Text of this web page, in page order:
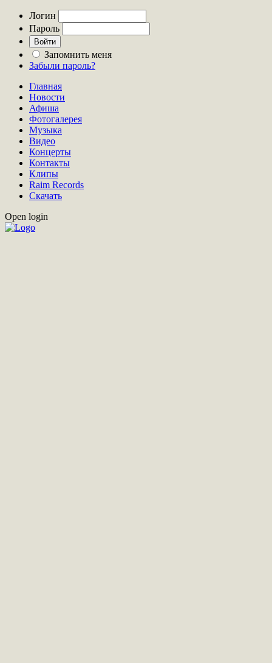
Логин
Пароль
Запомнить меня
Забыли пароль?
Главная
Новости
Афиша
Фотогалерея
Музыка
Видео
Концерты
Контакты
Клипы
Raim Records
Скачать
Open login